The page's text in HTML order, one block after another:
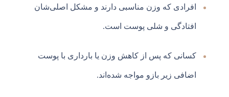
افرادی که وزن مناسبی دارند و مشکل اصلی‌شان
افتادگی و شلی پوست است.
کسانی که پس از کاهش وزن یا بارداری با پوست
اضافی زیر بازو مواجه شده‌اند.